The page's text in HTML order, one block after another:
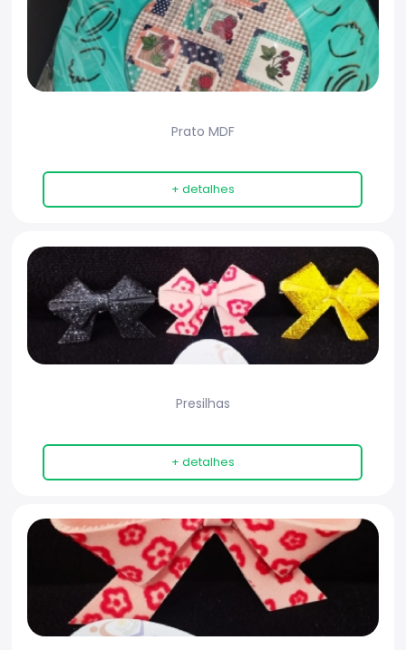
Prato MDF
+ detalhes
Presilhas
+ detalhes